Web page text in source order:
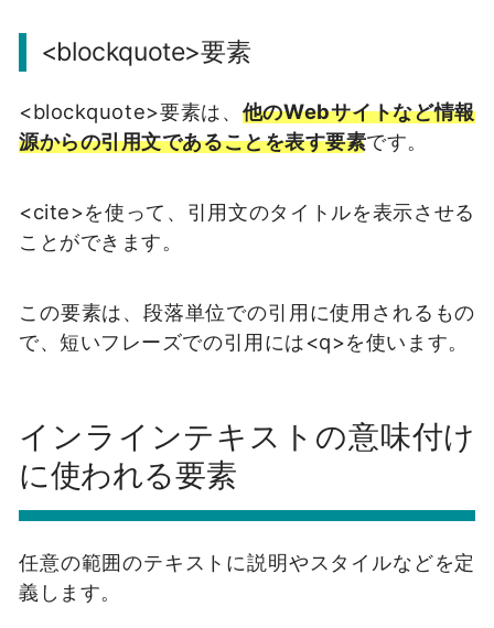
<blockquote>要素
<blockquote>要素は、 他のWebサイトなど情報
源からの引用文であることを表す要素です。
<cite>を使って、引用文のタイトルを表示させる
ことができます。
この要素は、段落単位での引用に使用されるもの
で、短いフレーズでの引用には<q>を使います。
インラインテキストの意味付け
に使われる要素
任意の範囲のテキストに説明やスタイルなどを定
義します。